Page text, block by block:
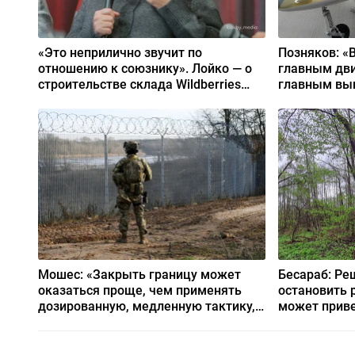
«Это неприлично звучит по
отношению к союзнику». Лойко — о
строительстве склада Wildberries
Позняков:
главным
главным
Мошес: «Закрыть границу может
оказаться проще, чем применять
дозированную, медленную тактику,
Бесараб:
остановить
может